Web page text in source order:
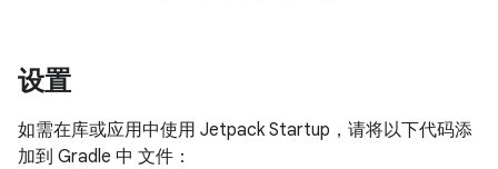
设置
如需在库或应用中使用 Jetpack Startup，请将以下代码添
加到 Gradle 中 文件：